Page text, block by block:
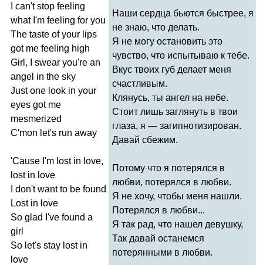
can't stop feeling
what I'm feeling for you
The taste of your lips
got me feeling high
Girl , swear you're an
angel in the sky
Just one look in your
eyes got me
mesmerized
C'mon let's run away
'Cause I'm lost in love,
lost in love
don't want to be found
Lost in love
So glad I've found a
girl
So let's stay lost in
love
Наши сердца бьются быстрее, я
не знаю, что делать.
Я не могу остановить это
чувство, что испытываю к тебе.
Вкус твоих губ делает меня
счастливым.
Клянусь, ты ангел на небе.
Стоит лишь заглянуть в твои
глаза, я — загипнотизирован.
Давай сбежим.
Потому что я потерялся в
любви, потерялся в любви.
Я не хочу, чтобы меня нашли.
Потерялся в любви...
Я так рад, что нашел девушку,
Так давай останемся
потерянными в любви.